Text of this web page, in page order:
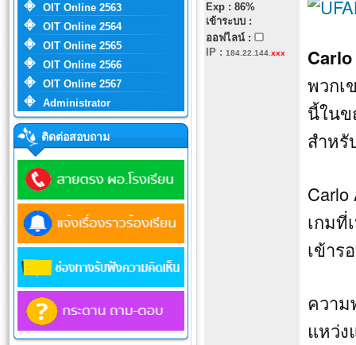
OIT Online 2563
OIT Online 2564
OIT Online 2565
OIT Online 2566
OIT Online 2567
Administrator
ติดต่อสอบถาม
Exp : 86%
เข้าระบบ :
ออฟไลน์ :
IP : 184.22.144. xxx
พวกเ
นี้ใน
สำหรั
เกมที่
เข้าร
ความ
แหว่ง